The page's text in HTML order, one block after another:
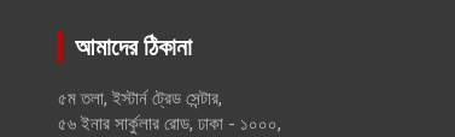
আমাদের ঠিকানা
৫ম তলা, ইস্টার্ন ট্রেড সেন্টার,
৫৬ ইনার সার্কুলার রোড, ঢাকা - ১০০০,